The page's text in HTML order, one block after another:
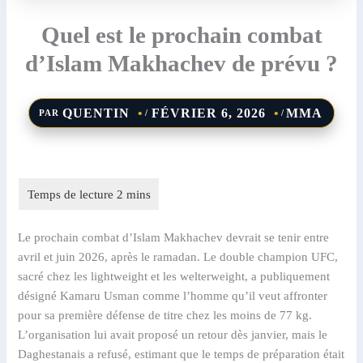
Quel est le prochain combat
d’Islam Makhachev de prévu ?
PAR QUENTIN / FÉVRIER 6, 2026 / MMA
Le prochain combat d’Islam Makhachev devrait se tenir entre
avril et juin 2026, après le ramadan. Le double champion UFC,
sacré chez les lightweight et les welterweight, a publiquement
désigné Kamaru Usman comme l’homme qu’il veut affronter
pour sa première défense de titre chez les moins de 77 kg.
L’organisation lui avait proposé un retour dès janvier, mais le
Daghestanais a refusé, estimant que le temps de préparation était